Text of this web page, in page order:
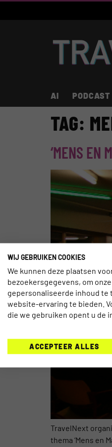
AI PODCAST
TAG:
‘MENS EN
TravelNext
thema ‘Mens en
WIJ GEBRUIKEN COOKIES
We kunnen deze plaatsen
bezoekersgegevens, om
gepersonaliseerde inhoud te
website-ervaring te bieden.
die we gebruiken opent u de
ACCEPTEER ALLES